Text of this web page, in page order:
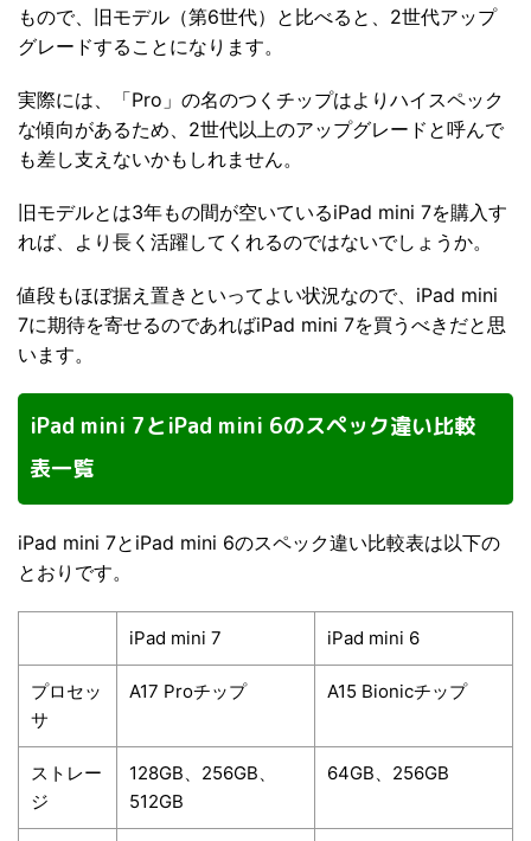
もので、旧モデル（第6世代）と比べると、2世代アップ
グレードすることになります。
実際には、「Pro」の名のつくチップはよりハイスペック
な傾向があるため、2世代以上のアップグレードと呼んで
も差し支えないかもしれません。
旧モデルとは3年もの間が空いているiPad mini 7を購入す
れば、より長く活躍してくれるのではないでしょうか。
値段もほぼ据え置きといってよい状況なので、iPad mini
7に期待を寄せるのであればiPad mini 7を買うべきだと思
います。
iPad mini 7とiPad mini 6のスペック違い比較
表一覧
iPad mini 7とiPad mini 6のスペック違い比較表は以下の
とおりです。
iPad mini 7 iPad mini 6
プロセッ
サ
A17 Proチップ A15 Bionicチップ
ストレー
ジ
128GB、256GB、
512GB
64GB、256GB